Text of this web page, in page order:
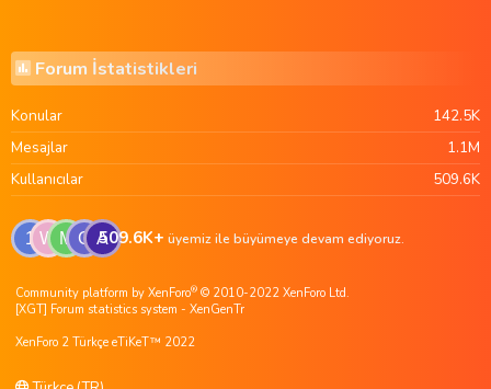
Forum İstatistikleri
Konular
142.5K
Mesajlar
1.1M
Kullanıcılar
509.6K
1 W M G A
509.6K+ üyemiz ile büyümeye devam ediyoruz.
Community platform by XenForo® © 2010-2022 XenForo Ltd.
[XGT] Forum statistics system - XenGenTr
XenForo 2 Türkçe eTiKeT™ 2022